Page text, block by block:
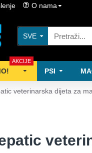
O nama
SVE
AKCIJE
PSI
veterinarska dijeta za